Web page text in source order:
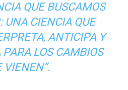
QUE BUSCAMOS
UNA CIENCIA QUE
ANTICIPA Y
LOS CAMBIOS
VIENEN”.